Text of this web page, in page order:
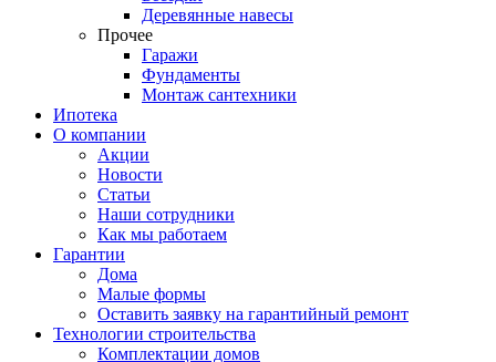
Деревянные навесы
Прочее
Гаражи
Фундаменты
Монтаж сантехники
Ипотека
О компании
Акции
Новости
Статьи
Наши сотрудники
Как мы работаем
Гарантии
Дома
Малые формы
Оставить заявку на гарантийный ремонт
Технологии строительства
Комплектации домов